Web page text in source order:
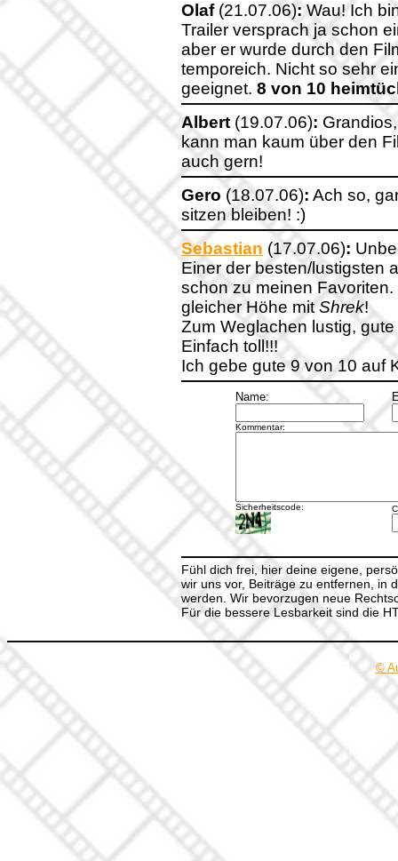
Olaf(21.07.06): Wau! Ich
Trailer versprach ja schon
aber er wurde durch den
temporeich. Nicht so sehr
geeignet. 8 von 10
Albert (19.07.06):
kann man kaum über den
auch gern!
Gero (18.07.06): Ach so,
sitzen bleiben! :)
Sebastian (17.07.06):
Einer der besten/lustigsten
schon zu meinen
gleicher Höhe mitShrek!
Zum Weglachen lustig,
Einfach toll!!!
Ich gebe gute 9 von 10 auf
Name:
Kommentar:
Sicherheitscode:
Fühl dich frei, hier deine eigene,
wir uns vor, Beiträge zu entfernen, in
werden. Wir bevorzugen neue
Für die bessere Lesbarkeit sind die
©